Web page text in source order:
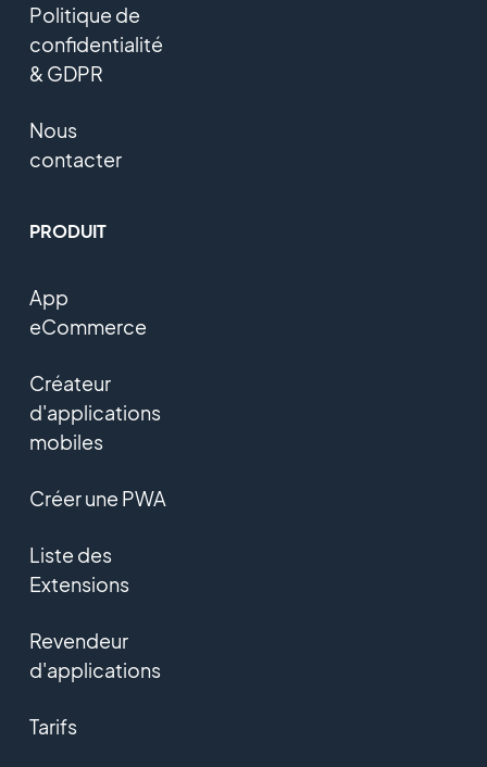
Politique de
confidentialité
& GDPR
Nous
contacter
PRODUIT
App
eCommerce
Créateur
d'applications
mobiles
Créer une PWA
Liste des
Extensions
Revendeur
d'applications
Tarifs